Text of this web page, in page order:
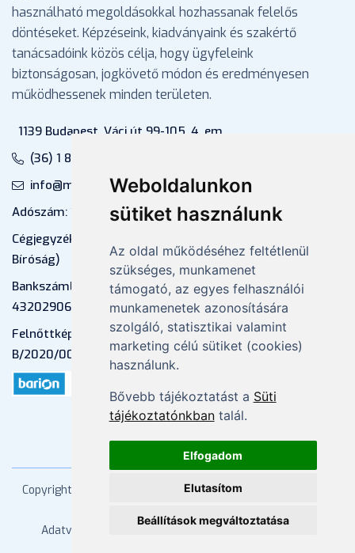
Weboldalunkon
sütiket használunk
Az oldal működéséhez feltétlenül
szükséges, munkamenet
támogató, az egyes felhasználói
munkamenetek azonosítására
szolgáló, statisztikai valamint
marketing célú sütiket (cookies)
használunk.
Bővebb tájékoztatást a Süti
tájékoztatónkbantalál.
Elfogadom
Elutasítom
Beállítások megváltoztatása
használható megoldásokkal hozhassanak felelős
döntéseket. Képzéseink, kiadványaink és szakértő
tanácsadóink közös célja, hogy ügyfeleink
biztonságosan, jogkövető módon és eredményesen
működhessenek minden területen.
1139 Budapest, Váci út 99-105. 4. em.
(36) 1 880 76 00
info@mprx.hu
Adószám: 13598145-2-41
Cégjegyzékszám: 01-09-883770 (Fővárosi
Bíróság)
Bankszámlaszám: CIB Bank, 10700581-
43202906-51100005
Felnőttképzési nyilvántartási szám:
B/2020/000053
Copyright 2026 Mprx. Minden jog fenntartva
Adatvédelem
ÁSZF Impresszum